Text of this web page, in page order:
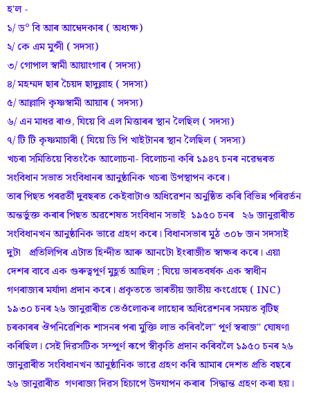
হ'ল -
১/ ড° বি আৰ আম্বেদকাৰ ( অধ্যক্ষ)
২/ কে এম মুন্সী ( সদস্য)
৩/ গোপাল স্বামী আয়াংগাৰ ( সদস্য)
৪/ মহম্মদ ছাৰ চৈয়দ ছাদুল্লাহ ( সদস্য)
৫/ আল্লাদি কৃষ্ণস্বামী আয়াৰ ( সদস্য)
৬/ এন মাধৱ ৰাও, যিয়ে বি এল মিত্তাৰৰ স্থান লৈছিল ( সদস্য)
৭/ টি টি কৃষ্ণমাচাৰী ( যিয়ে ডি পি খাইটানৰ স্থান লৈছিল ( সদস্য)
খচৰা সমিতিয়ে বিতংকৈ আলোচনা- বিলোচনা কৰি ১৯৪৭ চনৰ নৱেম্বৰত
সংবিধান সভাত সংবিধানৰ আনুষ্ঠানিক খচৰা উপস্থাপন কৰে।
তাৰ পিছত পৰৱৰ্তী দুবছৰত কেইবাটাও অধিৱেশন অনুষ্ঠিত কৰি বিভিন্ন পৰিৱৰ্তন
অন্তৰ্ভুক্ত কৰাৰ পিছত অৱশেষত সংবিধান সভাই ১৯৫০ চনৰ ২৬ জানুৱাৰীত
সংবিধানখন আনুষ্ঠানিক ভাৱে গ্ৰহণ কৰে। বিধানসভাৰ মুঠ ৩০৮ জন সদস্যই
দুটা প্ৰতিলিপিৰ এটাত হিন্দীত আৰু আনটো ইংৰাজীত স্বাক্ষৰ কৰে। এয়া
দেশৰ বাবে এক গুৰুত্বপূৰ্ণ মুহূৰ্ত আছিল ; যিয়ে ভাৰতবৰ্ষক এক স্বাধীন
গণৰাজ্যৰ মৰ্যাদা প্ৰদান কৰে। প্ৰকৃততে ভাৰতীয় জাতীয় কংগ্ৰেছে ( INC)
১৯৩০ চনৰ ২৬ জানুৱাৰীত তেওঁলোকৰ লাহোৰ অধিৱেশনৰ সময়ত বৃটিছ
চৰকাৰৰ ঔপনিৱেশিক শাসনৰ পৰা মুক্তি লাভ কৰিবলৈ" পূৰ্ণ স্বৰাজ" ঘোষণা
কৰিছিল। সেই দিৱসটিক সম্পূৰ্ণ ৰূপে স্বীকৃতি প্ৰদান কৰিবলৈ ১৯৫০ চনৰ ২৬
জানুৱাৰীত সংবিধানখন আনুষ্ঠানিক ভাৱে গ্ৰহণ কৰি আমাৰ দেশত প্ৰতি বছৰে
২৬ জানুৱাৰীত গণৰাজ্য দিৱস হিচাপে উদযাপন কৰাৰ সিদ্ধান্ত গ্ৰহণ কৰা হয়।